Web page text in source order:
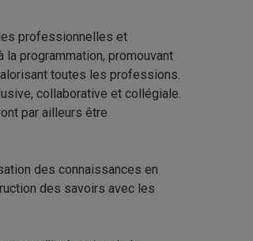
professionnelles et
programmation, promouvant
toutes les professions.
collaborative et collégiale.
par ailleurs être
des connaissances en
des savoirs avec les